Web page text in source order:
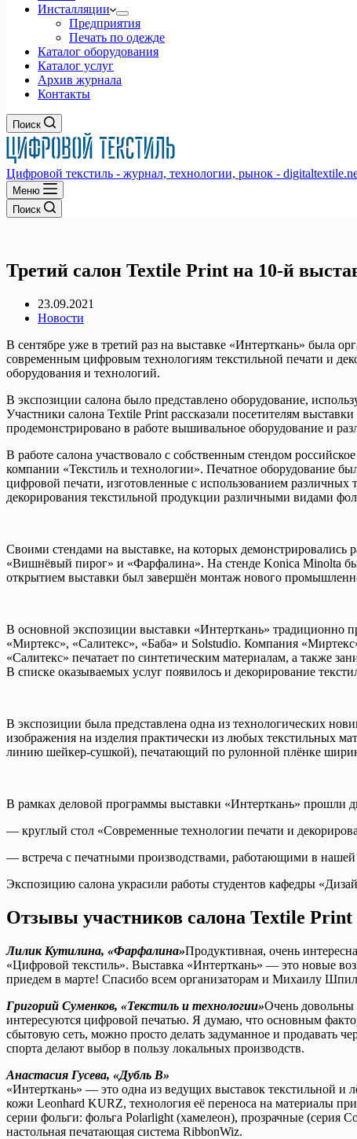
Инсталляции
Предприятия
Печать по одежде
Каталог оборудования
Каталог услуг
Архив журнала
Контакты
Поиск
Цифровой текстиль - журнал, технологии, рынок -
Меню
Поиск
Третий салон Textile Print на 10-й
23.09.2021
Новости
В сентябре уже в третий раз на выставке «Интерткань» была
современным цифровым технологиям текстильной печати и
оборудования и технологий.
В экспозиции салона было представлено оборудование,
Участники салона Textile Print рассказали посетителям
продемонстрировано в работе вышивальное оборудование и
В работе салона участвовало с собственным стендом
компании «Текстиль и технологии». Печатное оборудование
цифровой печати, изготовленные с использованием
декорирования текстильной продукции различными видами
Своими стендами на выставке, на которых
«Вишнёвый пирог» и «Фарфалина». На стенде Konica Minolta
открытием выставки был завершён монтаж нового
В основной экспозиции выставки «Интерткань» традиционно
«Миртекс», «Салитекс», «Баба» и Solstudio. Компания
«Салитекс» печатает по синтетическим материалам, а также
В списке оказываемых услуг появилось и декорирование
В экспозиции была представлена одна из технологических
изображения на изделия практически из любых текстильных
линию шейкер-сушкой), печатающий по рулонной плёнке
В рамках деловой программы выставки «Интерткань» прошли
— круглый стол «Современные технологии печати и
— встреча с печатными производствами, работающими в нашей
Экспозицию салона украсили работы студентов кафедры
Отзывы участников салона Textile Print
Лилик Кутилина, «Фарфалина»Продуктивная, очень
«Цифровой текстиль». Выставка «Интерткань» — это новые
приедем в марте! Спасибо всем организаторам и Михаилу
Григорий Суменков, «Текстиль и технологии»Очень довольны
интересуются цифровой печатью. Я думаю, что основным
сбытовую сеть, можно просто делать задуманное и продавать
спорта делают выбор в пользу локальных производств.
Анастасия Гусева, «Дубль В»
«Интерткань» — это одна из ведущих выставок текстильной и
кожи Leonhard KURZ, технология её переноса на материалы
серии фольги: фольга Polarlight (хамелеон), прозрачные (серия
настольная печатающая система RibbonWiz.